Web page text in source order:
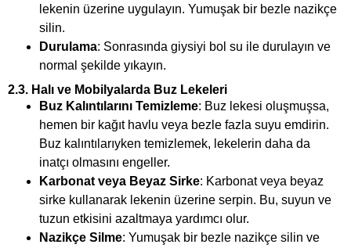
lekenin üzerine uygulayın. Yumuşak bir bezle nazikçe
silin.
Durulama: Sonrasında giysiyi bol su ile durulayın ve
normal şekilde yıkayın.
2.3. Halı ve Mobilyalarda Buz Lekeleri
Buz Kalıntılarını Temizleme: Buz lekesi oluşmuşsa,
hemen bir kağıt havlu veya bezle fazla suyu emdirin.
Buz kalıntılarıyken temizlemek, lekelerin daha da
inatçı olmasını engeller.
Karbonat veya Beyaz Sirke: Karbonat veya beyaz
sirke kullanarak lekenin üzerine serpin. Bu, suyun ve
tuzun etkisini azaltmaya yardımcı olur.
Nazikçe Silme: Yumuşak bir bezle nazikçe silin ve